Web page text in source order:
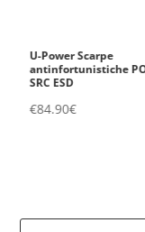
U-Power Scarpe
antinfortunistiche
SRC ESD
€84.90€